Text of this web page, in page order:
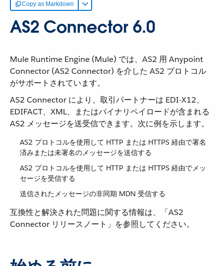
Copy as Markdown
AS2 Connector 6.0
Mule Runtime Engine (Mule) では、AS2 用 Anypoint
Connector (AS2 Connector) を介した AS2 プロトコル
がサポートされています。
AS2 Connector により、取引パートナーは EDI-X12、
EDIFACT、XML、またはバイナリペイロードが含まれる
AS2 メッセージを送受信できます。次に例を示します。
AS2 プロトコルを使用して HTTP または HTTPS 経由で署名
済みまたは未署名のメッセージを送信する
AS2 プロトコルを使用して HTTP または HTTPS 経由でメッ
セージを受信する
送信されたメッセージの非同期 MDN 受信する
互換性と解決された問題に関する情報は、「AS2
Connector リリースノート」を参照してください。